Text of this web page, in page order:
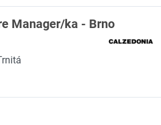
Manager/ka - Brno